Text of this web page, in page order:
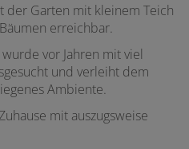
der Garten mit kleinem Teich
erreichbar.
vor Jahren mit viel
und verleiht dem
Ambiente.
mit auszugsweise